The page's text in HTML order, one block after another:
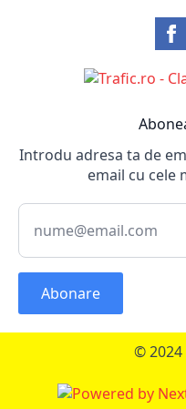
Introdu adresa ta de
email cu cele
Abonare
© 2024